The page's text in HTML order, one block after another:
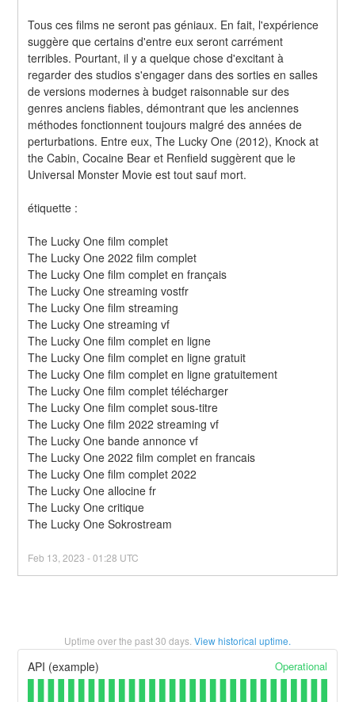
Tous ces films ne seront pas géniaux. En fait, l'expérience
suggère que certains d'entre eux seront carrément
terribles. Pourtant, il y a quelque chose d'excitant à
regarder des studios s'engager dans des sorties en salles
de versions modernes à budget raisonnable sur des
genres anciens fiables, démontrant que les anciennes
méthodes fonctionnent toujours malgré des années de
perturbations. Entre eux, The Lucky One (2012), Knock at
the Cabin, Cocaine Bear et Renfield suggèrent que le
Universal Monster Movie est tout sauf mort.
étiquette :
The Lucky One film complet
The Lucky One 2022 film complet
The Lucky One film complet en français
The Lucky One streaming vostfr
The Lucky One film streaming
The Lucky One streaming vf
The Lucky One film complet en ligne
The Lucky One film complet en ligne gratuit
The Lucky One film complet en ligne gratuitement
The Lucky One film complet télécharger
The Lucky One film complet sous-titre
The Lucky One film 2022 streaming vf
The Lucky One bande annonce vf
The Lucky One 2022 film complet en francais
The Lucky One film complet 2022
The Lucky One allocine fr
The Lucky One critique
The Lucky One Sokrostream
Feb 13 ,2023 -01:28 UTC
Uptime over the past30 days. View historical uptime.
API (example) Operational